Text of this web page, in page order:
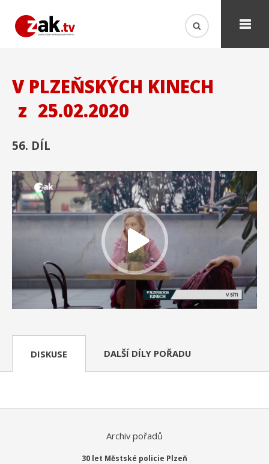
V PLZEŇSKÝCH KINECH
z 25.02.2020
56. DÍL
DISKUSE DALŠÍ DÍLY POŘADU
Archiv pořadů
30 let Městské policie Plzeň